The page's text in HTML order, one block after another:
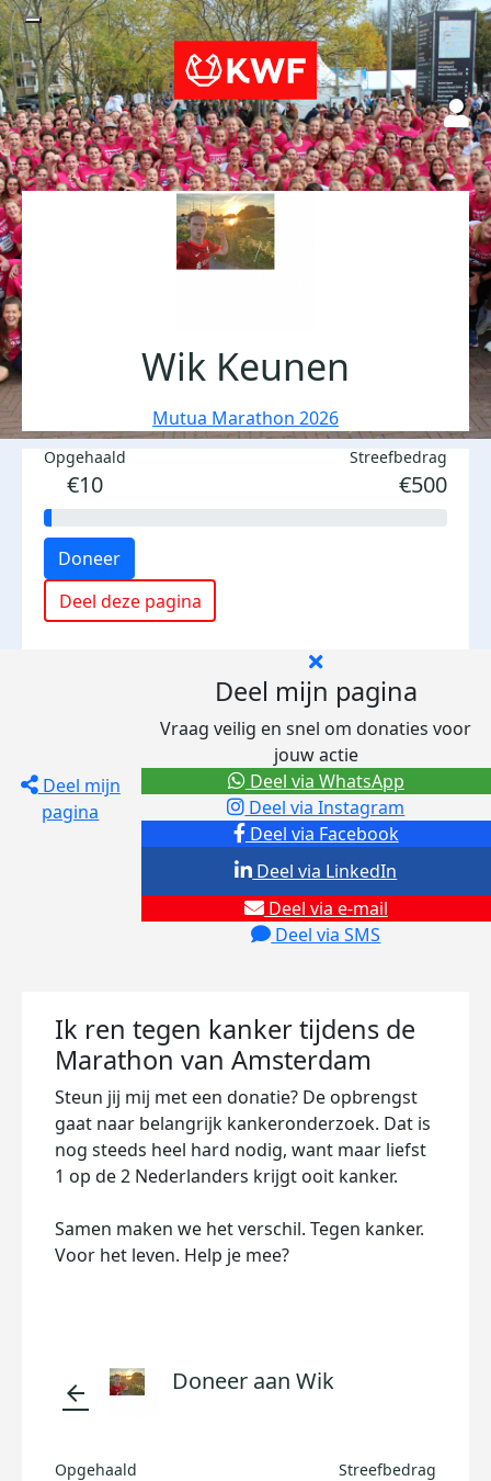
Wik Keunen
Mutua Marathon 2026
Opgehaald
€10
Streefbedrag
€500
Doneer
Deel deze pagina
Deel mijn
pagina
Deel mijn pagina
Vraag veilig en snel om donaties voor
jouw actie
Deel via Facebook
Deel via Instagram
Deel via e-mail
Deel via SMS
Deel via LinkedIn
Deel via WhatsApp
Ik ren tegen kanker tijdens de
Marathon van Amsterdam
Steun jij mij met een donatie? De opbrengst
gaat naar belangrijk kankeronderzoek. Dat is
nog steeds heel hard nodig, want maar liefst
1 op de 2 Nederlanders krijgt ooit kanker.
Samen maken we het verschil. Tegen kanker.
Voor het leven. Help je mee?
arrow_back Doneer aan Wik
Opgehaald Streefbedrag